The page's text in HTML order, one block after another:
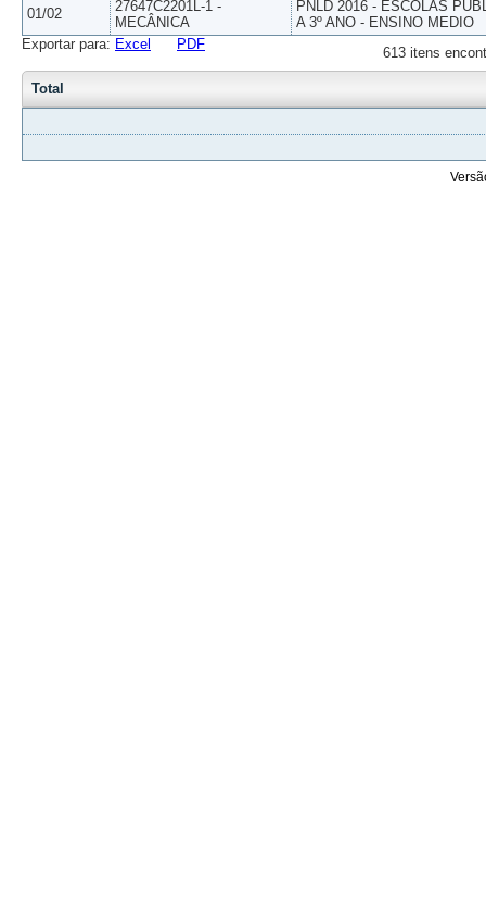
01/02
27647C2201L-1 -
MECÂNICA
PNLD 2016 - ESCOLAS
A 3º ANO - ENSINO MEDIO
613 itens
Exportar para: Excel PDF
Total